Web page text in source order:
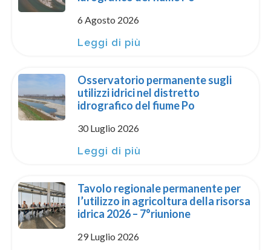
6 Agosto 2026
Leggi di più
Osservatorio permanente sugli
utilizzi idrici nel distretto
idrografico del fiume Po
30 Luglio 2026
Leggi di più
Tavolo regionale permanente per
l’utilizzo in agricoltura della risorsa
idrica 2026 – 7°riunione
29 Luglio 2026